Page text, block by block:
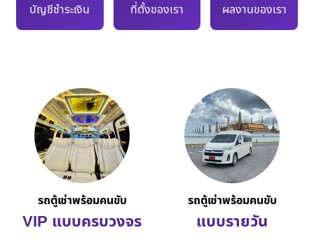
บัญชีชำระเงิน ที่ตั้งของเรา ผลงานของเรา
รถตู้เช่าพร้อมคนขับ
VIP แบบครบวงจร
รถตู้เช่าพร้อมคนขับ
แบบรายวัน